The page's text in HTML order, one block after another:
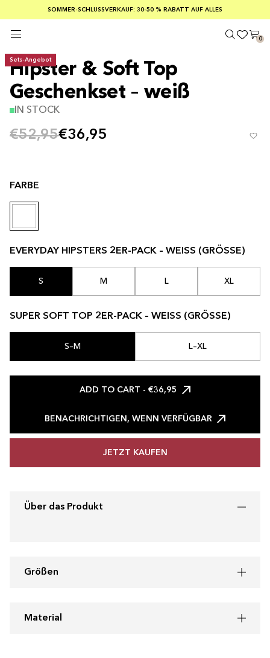
SOMMER-SCHLUSSVERKAUF: 30–50 % RABATT AUF ALLES
KOSTENLOSER VERSAND AB EINEM BESTELLWERT VON 100 €
SICHERE ZAHLUNGEN MIT KLARNA
0
Sets-Angebot
Hipster & Soft Top
Geschenkset – weiß
IN STOCK
€52,95€36,95
FARBE
EVERYDAY HIPSTERS 2ER-PACK – WEISS (GRÖSSE)
S M L XL
SUPER SOFT TOP 2ER-PACK – WEISS (GRÖSSE)
S–M L–XL
ADD TO CART - €36,95
BENACHRICHTIGEN, WENN VERFÜGBAR
JETZT KAUFEN
Über das Produkt
Größen
Material